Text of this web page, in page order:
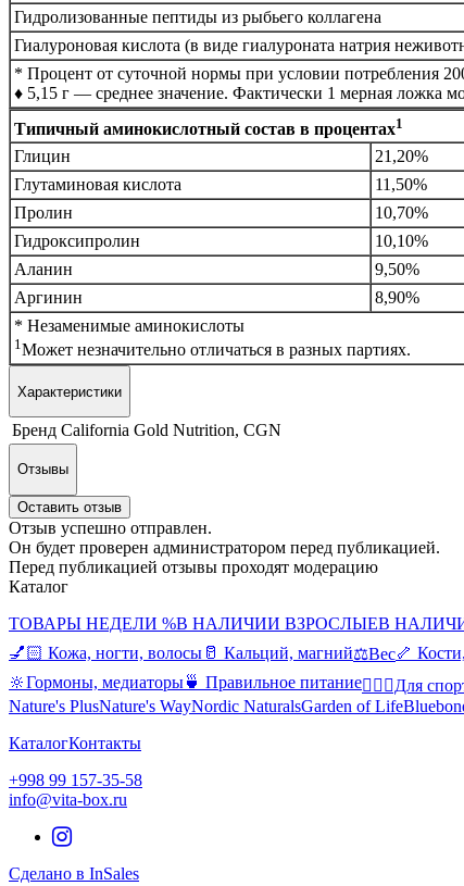
Гидролизованные пептиды из рыбьего коллагена
Гиалуроновая кислота (в виде гиалуроната натрия
* Процент от суточной нормы при условии потребления
♦ 5,15 г — среднее значение. Фактически 1 мерная ложка
Типичный аминокислотный состав в процентах1
Глицин 21,20%
Глутаминовая кислота
11,50%
Пролин
10,70%
Гидроксипролин
10,10%
Аланин
9,50%
Аргинин
8,90%
* Незаменимые аминокислоты
1Может незначительно отличаться в разных партиях.
Характеристики
Бренд California Gold Nutrition, CGN
Отзывы
Оставить отзыв
Отзыв успешно отправлен.
Он будет проверен администратором перед публикацией.
Перед публикацией отзывы проходят модерацию
Каталог
ТОВАРЫ НЕДЕЛИ %В НАЛИЧИИ ВЗРОСЛЫЕВ
💅🏻 Кожа, ногти, волосы 🥛 Кальций, магний⚖️Вес🦴
🔆Гормоны, медиаторы🍵 Правильное питание🤸🏻‍♀️Для
Nature's PlusNature's WayNordic NaturalsGarden of Life
КаталогКонтакты
+998 99 157-35-58
info@vita-box.ru
Сделано в InSales